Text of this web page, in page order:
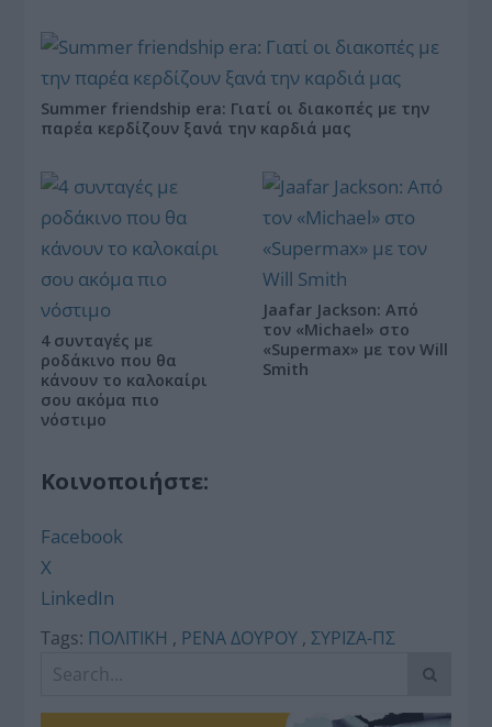
Summer friendship era: Γιατί οι διακοπές με την
παρέα κερδίζουν ξανά την καρδιά μας
4 συνταγές με
ροδάκινο που θα
κάνουν το καλοκαίρι
σου ακόμα πιο
νόστιμο
Jaafar Jackson: Από
τον «Michael» στο
«Supermax» με τον Will
Smith
Κοινοποιήστε:
Facebook
X
LinkedIn
Tags: ΠΟΛΙΤΙΚΗ , ΡΕΝΑ ΔΟΥΡΟΥ ,ΣΥΡΙΖΑ-ΠΣ